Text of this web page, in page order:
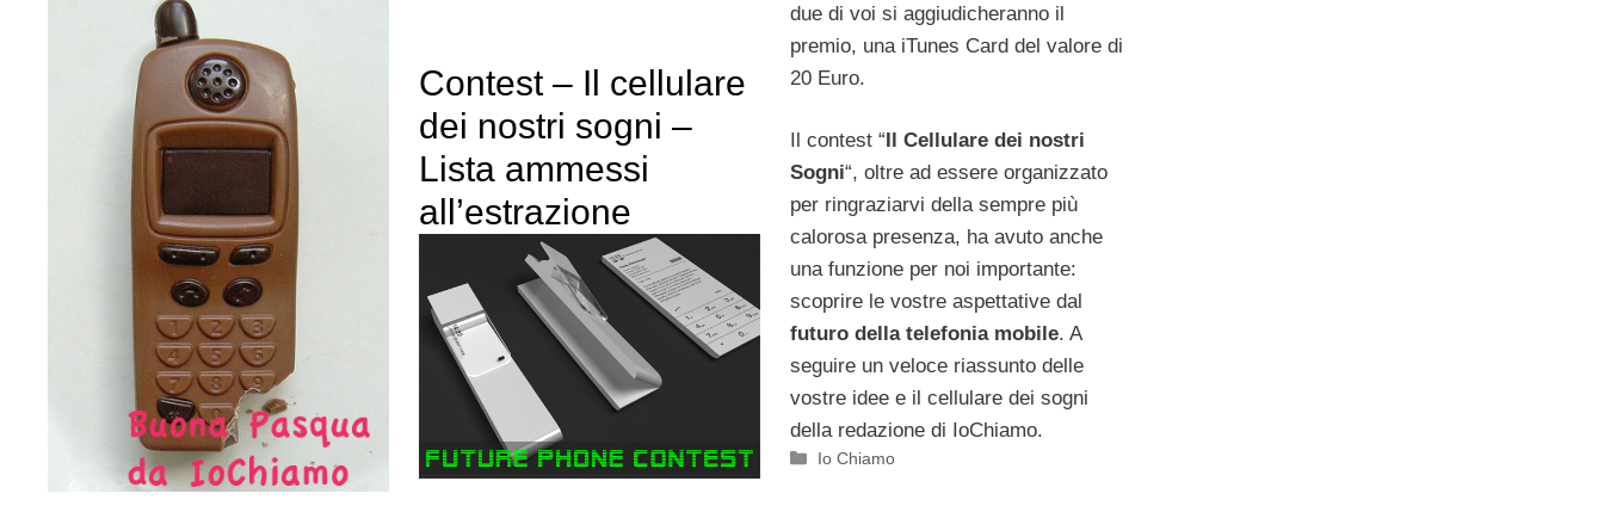
due di voi si aggiudicheranno il
premio, una iTunes Card del valore di
20 Euro.
Il contest “Il Cellulare dei nostri
Sogni“, oltre ad essere organizzato
per ringraziarvi della sempre più
calorosa presenza, ha avuto anche
una funzione per noi importante:
scoprire le vostre aspettative dal
futuro della telefonia mobile. A
seguire un veloce riassunto delle
vostre idee e il cellulare dei sogni
della redazione di IoChiamo.
Categorie
Io Chiamo
Contest – Il cellulare
dei nostri sogni –
Lista ammessi
all’estrazione